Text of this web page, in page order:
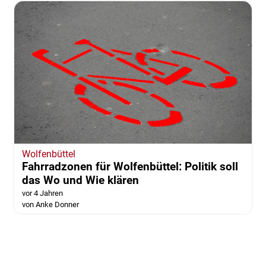
Wolfenbüttel
Fahrradzonen für Wolfenbüttel: Politik soll
das Wo und Wie klären
vor 4 Jahren
von Anke Donner